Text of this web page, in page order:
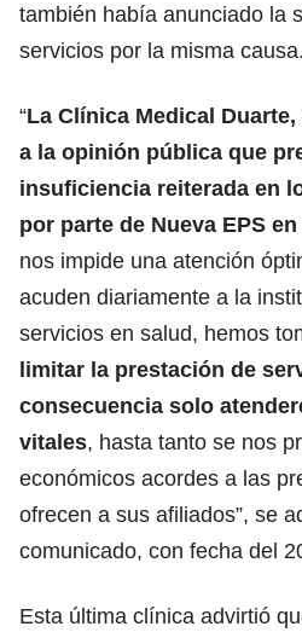
también había anunciado la
servicios por la misma causa.
“La Clínica Medical
a la opinión pública que
insuficiencia reiterada en
por parte de Nueva EPS
nos impide una atención
acuden diariamente a la
servicios en salud, hemos
limitar la prestación de
consecuencia solo
vitales, hasta tanto se nos
económicos acordes a las
ofrecen a sus afiliados”, se
comunicado, con fecha del
Esta última clínica advirtió